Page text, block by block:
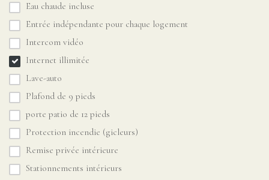
Eau chaude incluse
Entrée indépendante pour chaque logement
Intercom vidéo
Internet illimitée
Lave-auto
Plafond de 9 pieds
porte patio de 12 pieds
Protection incendie (gicleurs)
Remise privée intérieure
Stationnements intérieurs